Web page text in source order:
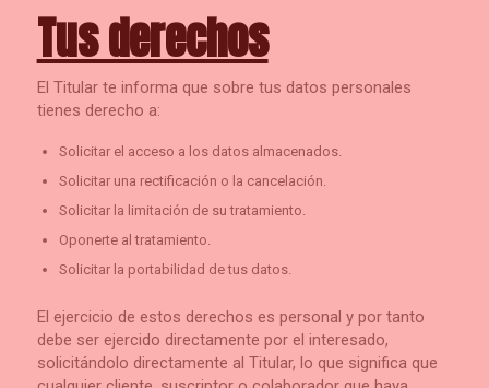
Tus derechos
El Titular te informa que sobre tus datos personales
tienes derecho a:
Solicitar el acceso a los datos almacenados.
Solicitar una rectificación o la cancelación.
Solicitar la limitación de su tratamiento.
Oponerte al tratamiento.
Solicitar la portabilidad de tus datos.
El ejercicio de estos derechos es personal y por tanto
debe ser ejercido directamente por el interesado,
solicitándolo directamente al Titular, lo que significa que